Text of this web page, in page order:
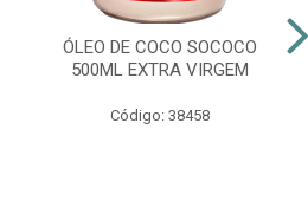
ÓLEO DE COCO SOCOCO
500ML EXTRA VIRGEM
Código: 38458